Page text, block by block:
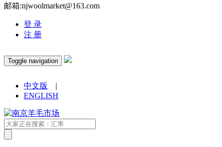
邮箱:njwoolmarket@163.com
登 录
注 册
Toggle navigation
中文版
|
ENGLISH